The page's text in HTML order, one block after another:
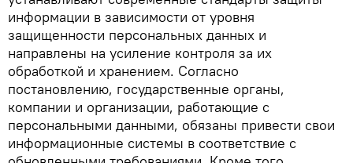
информации в зависимости от уровня
защищенности персональных данных и
направлены на усиление контроля за их
обработкой и хранением. Согласно
постановлению, государственные органы,
компании и организации, работающие с
персональными данными, обязаны привести свои
информационные системы в соответствие с